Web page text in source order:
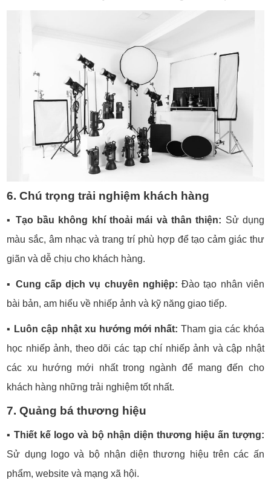
6. Chú trọng trải nghiệm khách hàng
▪️ Tạo bầu không khí thoải mái và thân thiện: Sử dụng
màu sắc, âm nhạc và trang trí phù hợp để tạo cảm giác thư
giãn và dễ chịu cho khách hàng.
▪️ Cung cấp dịch vụ chuyên nghiệp: Đào tạo nhân viên
bài bản, am hiểu về nhiếp ảnh và kỹ năng giao tiếp.
▪️ Luôn cập nhật xu hướng mới nhất: Tham gia các khóa
học nhiếp ảnh, theo dõi các tạp chí nhiếp ảnh và cập nhật
các xu hướng mới nhất trong ngành để mang đến cho
khách hàng những trải nghiệm tốt nhất.
7. Quảng bá thương hiệu
▪️Thiết kế logo và bộ nhận diện thương hiệu ấn tượng:
Sử dụng logo và bộ nhận diện thương hiệu trên các ấn
phẩm, website và mạng xã hội.